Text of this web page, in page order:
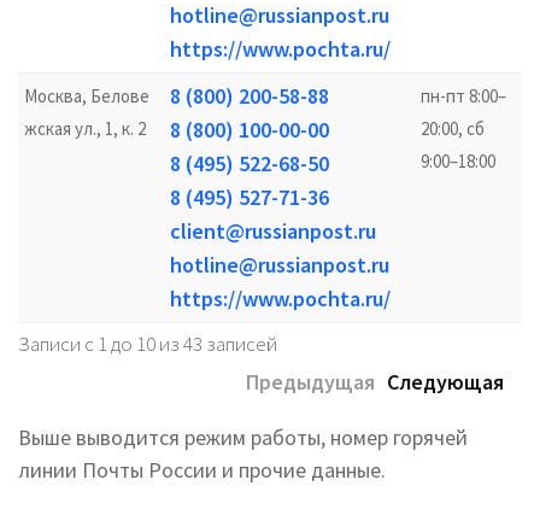
hotline@russianpost.ru
https://www.pochta.ru/
Москва, Белове
жская ул., 1, к. 2
8 (800) 200-58-88
8 (800) 100-00-00
8 (495) 522-68-50
8 (495) 527-71-36
client@russianpost.ru
hotline@russianpost.ru
https://www.pochta.ru/
пн-пт 8:00–
20:00, сб
9:00–18:00
Записи с 1 до 10 из 43 записей
Предыдущая Следующая
Выше выводится режим работы, номер горячей
линии Почты России и прочие данные.